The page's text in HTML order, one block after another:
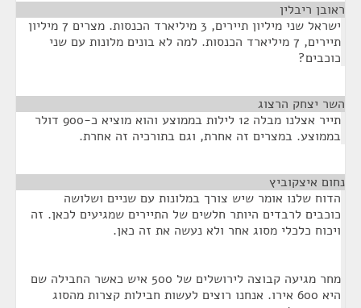
ראובן ריבלין
ישראל שני מיליון תיירים, 3 מיליארד הכנסות. מצרים 7 מיליון
תיירים, 7 מיליארד הכנסות. למה לא בונים מלונות עם שני
כוכבים?
השר יצחק הרצוג
תייר אצלנו מבלה 12 לילות בממוצע והוא מוציא כ-900 דולר
בממוצע. במצרים זה אחרת, וגם בתורכיה זה אחרת.
נחום איצקוביץ
הדוח שלנו אומר שיש צורך במלונות עם שניים ושלושה
כוכבים לרבדים היותר חלשים של התיירים שמגיעים לכאן. זה
ויכוח כלכלי מסוג אחר ולא נעשה את זה כאן.
מחר מגיעה קבוצה לירושלים של 500 איש כאשר החבילה שם
היא 600 אירו. אנחנו רוצים לעשות חבילות קצרות מהסוג